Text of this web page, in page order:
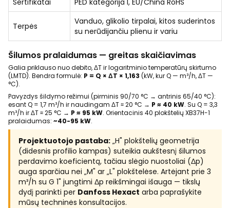
Sertifikatai
PED kategorija I, EU/China RoHS
Terpės
Vanduo, glikolio tirpalai, kitos suderintos
su nerūdijančiu plienu ir variu
Šilumos pralaidumas — greitas skaičiavimas
Galia priklauso nuo debito, ΔT ir logaritminio temperatūrų skirtumo
(LMTD). Bendra formulė: P = Q × ΔT × 1,163 (kW, kur Q — m³/h, ΔT —
°C).
Pavyzdys šildymo režimui (pirminis 90/70 °C → antrinis 65/40 °C):
esant Q = 1,7 m³/h ir naudingam ΔT ≈ 20 °C → P ≈ 40 kW. Su Q = 3,3
m³/h ir ΔT ≈ 25 °C → P ≈ 95 kW. Orientacinis 40 plokštelių XB37H-1
pralaidumas: ~40-95 kW.
Projektuotojo pastaba: „H" plokštelių geometrija
(didesnis profilio kampas) suteikia aukštesnį šilumos
perdavimo koeficientą, tačiau slėgio nuostoliai (Δp)
auga sparčiau nei „M" ar „L" plokštelėse. Artėjant prie 3
m³/h su G 1" jungtimi Δp reikšmingai išauga — tikslų
dydį parinkti per Danfoss Hexact arba paprašykite
mūsų techninės konsultacijos.